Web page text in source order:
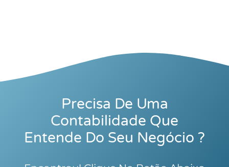
Precisa De Uma
Contabilidade Que
Entende Do Seu Negócio ?